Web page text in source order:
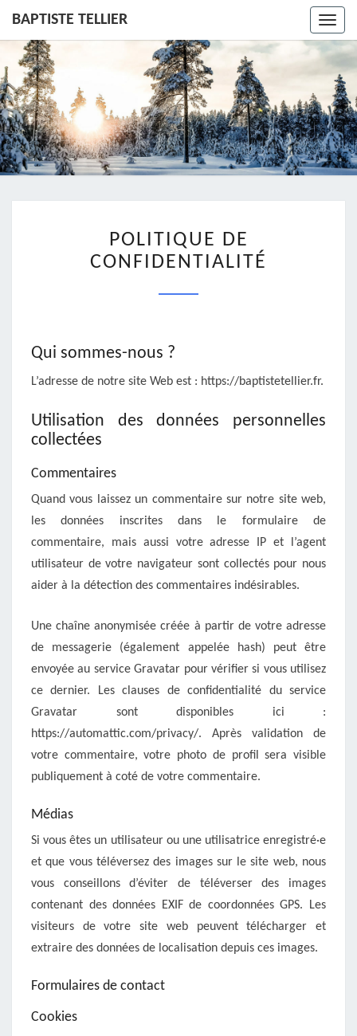
BAPTISTE TELLIER
DE
CONFIDENTIALITÉ
POLITIQUE DE
CONFIDENTIALITÉ
Qui sommes-nous ?
L’adresse de notre site Web est : https://baptistetellier.fr.
Utilisation des données personnelles
collectées
Commentaires
Quand vous laissez un commentaire sur notre site web,
les données inscrites dans le formulaire de
commentaire, mais aussi votre adresse IP et l’agent
utilisateur de votre navigateur sont collectés pour nous
aider à la détection des commentaires indésirables.
Une chaîne anonymisée créée à partir de votre adresse
de messagerie (également appelée hash) peut être
envoyée au service Gravatar pour vérifier si vous utilisez
ce dernier. Les clauses de confidentialité du service
Gravatar sont disponibles ici :
https://automattic.com/privacy/. Après validation de
votre commentaire, votre photo de profil sera visible
publiquement à coté de votre commentaire.
Médias
Si vous êtes un utilisateur ou une utilisatrice enregistré·e
et que vous téléversez des images sur le site web, nous
vous conseillons d’éviter de téléverser des images
contenant des données EXIF de coordonnées GPS. Les
visiteurs de votre site web peuvent télécharger et
extraire des données de localisation depuis ces images.
Formulaires de contact
Cookies